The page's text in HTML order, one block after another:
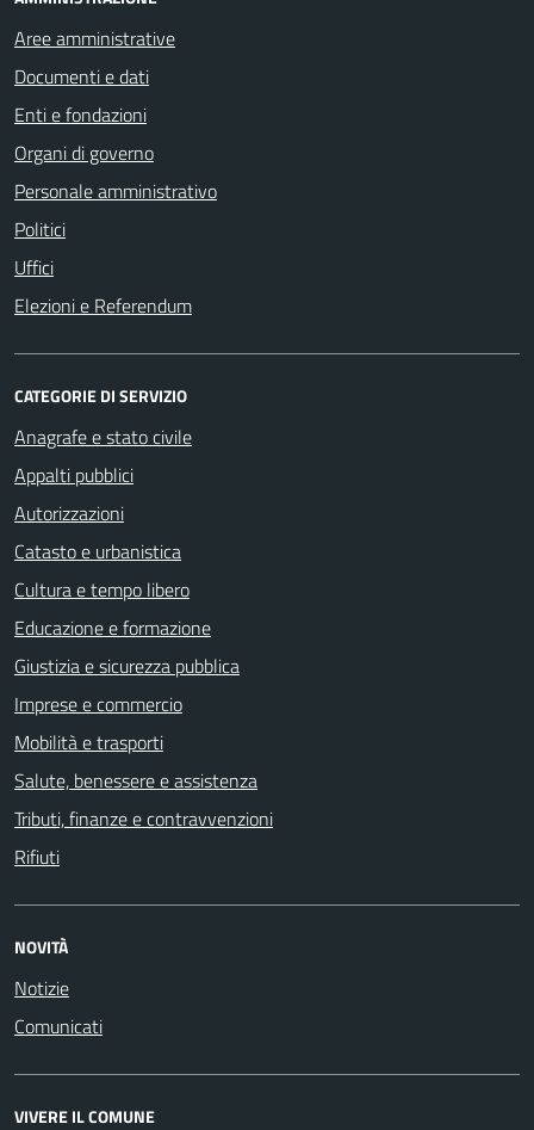
Aree amministrative
Documenti e dati
Enti e fondazioni
Organi di governo
Personale amministrativo
Politici
Uffici
Elezioni e Referendum
CATEGORIE DI SERVIZIO
Anagrafe e stato civile
Appalti pubblici
Autorizzazioni
Catasto e urbanistica
Cultura e tempo libero
Educazione e formazione
Giustizia e sicurezza pubblica
Imprese e commercio
Mobilità e trasporti
Salute, benessere e assistenza
Tributi, finanze e contravvenzioni
Rifiuti
NOVITÀ
Notizie
Comunicati
VIVERE IL COMUNE